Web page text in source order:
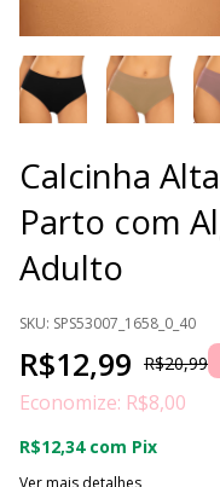
Calcinha
Parto com
Adulto
SKU: SPS53007_1658_0_40
R$12,99 R$20,99
Economize: R$8,00
R$12,34 com Pix
Ver mais detalhes